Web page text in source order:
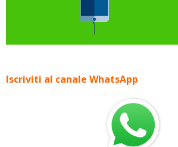
Iscriviti al canale WhatsApp